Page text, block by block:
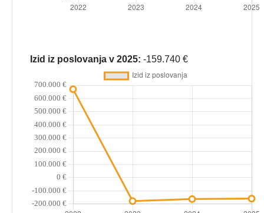
Izid iz poslovanja v 2025: -159.740 €